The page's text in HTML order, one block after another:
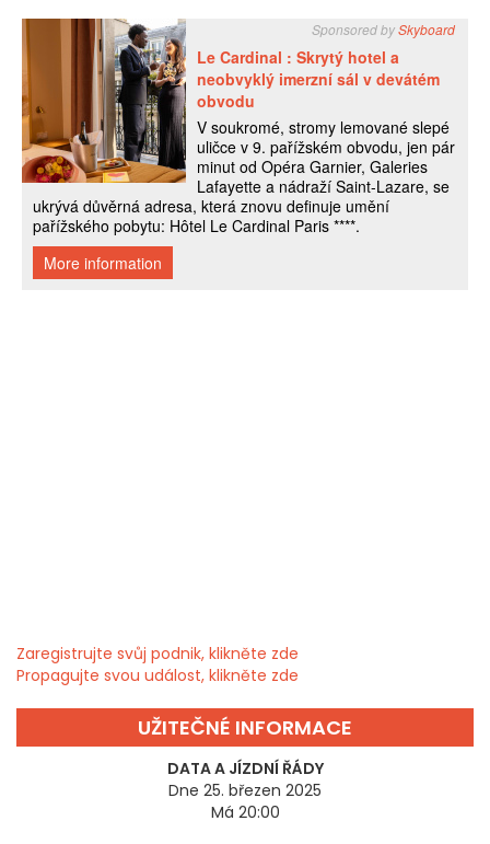
Zaregistrujte svůj podnik, klikněte zde
Propagujte svou událost, klikněte zde
UŽITEČNÉ INFORMACE
DATA A JÍZDNÍ ŘÁDY
Dne 25. březen 2025
Má 20:00